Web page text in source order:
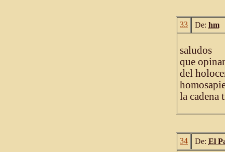
33 De: hm
saludos
que
del
la cadena
34 De: El